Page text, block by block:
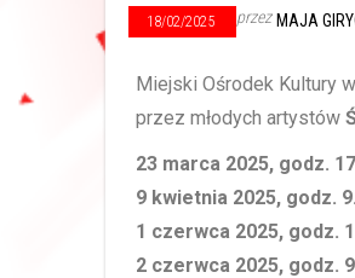
18/02/2025 przez MAJA
Miejski Ośrodek Kultury
przez młodych artystów
23 marca 2025, godz.
9 kwietnia 2025, godz.
1 czerwca 2025, godz.
2 czerwca 2025, godz.